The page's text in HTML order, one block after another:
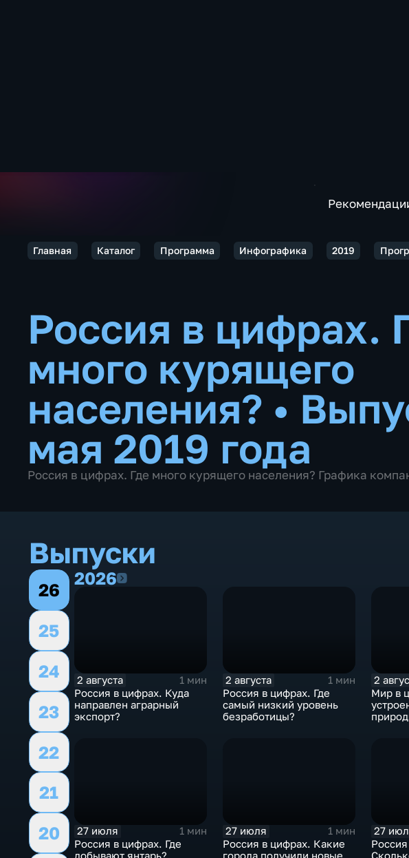
Главная Каталог Программа Инфографика 2019
Россия в цифрах.
много курящего
населения? •
мая 2019 года
Россия в цифрах. Где много курящего населения? Графика
Выпуски
26
25
24
23
22
21
20
20262026
2 августа
1 мин
Россия в цифрах. Куда
направлен аграрный
экспорт?
2 августа
1 мин
Россия в цифрах. Где
самый низкий уровень
безработицы?
2
Мир в
27 июля
1 мин
Россия в цифрах. Где
добывают янтарь?
27 июля
1 мин
Россия в цифрах. Какие
города получили новые
27